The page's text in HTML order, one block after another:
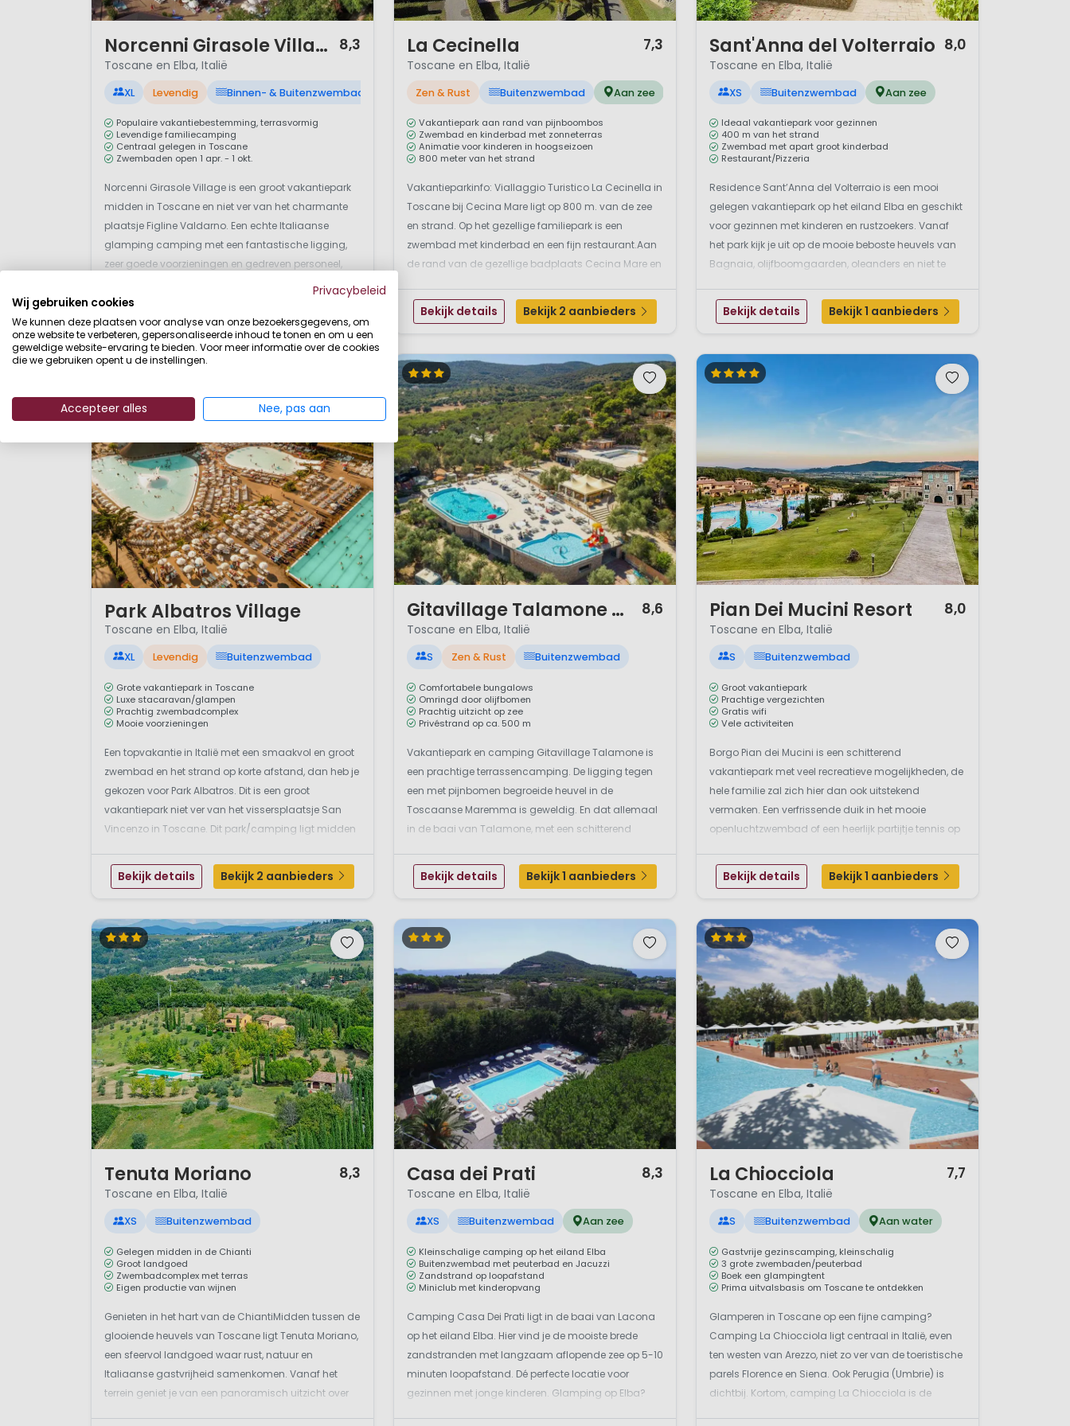
Norcenni Girasole Village 8,3
Toscane en Elba, Italië
XL Levendig Binnen- & Buitenzwembad
Populaire vakantiebestemming, terrasvormig
Levendige familiecamping
Centraal gelegen in Toscane
Zwembaden open 1 apr. - 1 okt.
Norcenni Girasole Village is een groot vakantiepark
midden in Toscane en niet ver van het charmante
plaatsje Figline Valdarno. Een echte Italiaanse
glamping camping met een fantastische ligging,
zeer goede voorzieningen en gedreven personeel,
populair bij Nederlanders. Huur hier een van de
mooie glampingaccommodaties. Deze
viersterrencamping ligt i...
Bekijk details
La Cecinella 7,3
Toscane en Elba, Italië
Zen & Rust Buitenzwembad Aan zee
Vakantiepark aan rand van pijnboombos
Zwembad en kinderbad met zonneterras
Animatie voor kinderen in hoogseizoen
800 meter van het strand
Vakantieparkinfo: Viallaggio Turistico La Cecinella in
Toscane bij Cecina Mare ligt op 800 m. van de zee
en strand. Op het gezellige familiepark is een
zwembad met kinderbad en een fijn restaurant.Aan
de rand van de gezellige badplaats Cecina Mare en
ruim opgezette park. Het strand bereik je via ...
Bekijk details Bekijk 2 aanbieders
Sant'Anna del Volterraio 8,0
Toscane en Elba, Italië
XS Buitenzwembad Aan zee
Ideaal vakantiepark voor gezinnen
400 m van het strand
Zwembad met apart groot kinderbad
Restaurant/Pizzeria
Residence Sant’Anna del Volterraio is een mooi
gelegen vakantiepark op het eiland Elba en geschikt
voor gezinnen met kinderen en rustzoekers. Vanaf
het park kijk je uit op de mooie beboste heuvels van
Bagnaia, olijfboomgaarden, oleanders en niet te
de vele voorzieningen zoals een groot zwe...
Bekijk details Bekijk 1 aanbieders
Park Albatros Village
Toscane en Elba, Italië
XL Levendig Buitenzwembad
Grote vakantiepark in Toscane
Luxe stacaravan/glampen
Prachtig zwembadcomplex
Mooie voorzieningen
Een topvakantie in Italië met een smaakvol en groot
zwembad en het strand op korte afstand, dan heb je
gekozen voor Park Albatros. Dit is een groot
vakantiepark niet ver van het vissersplaatsje San
Vincenzo in Toscane. Dit park/camping ligt midden
natuurpark). Het strand bereik je via de weg en een
stukje do...
Bekijk details Bekijk 2 aanbieders
Gitavillage Talamone Village 8,6
Toscane en Elba, Italië
S Zen & Rust Buitenzwembad
Comfortabele bungalows
Omringd door olijfbomen
Prachtig uitzicht op zee
Privéstrand op ca. 500 m
Vakantiepark en camping Gitavillage Talamone is
een prachtige terrassencamping. De ligging tegen
een met pijnbomen begroeide heuvel in de
Toscaanse Maremma is geweldig. En dat allemaal
in de baai van Talamone, met een schitterend
Etruskische oorsprong, de Middellandse Zee en zelfs
Elba. Dit is een gewe...
Bekijk details Bekijk 1 aanbieders
Pian Dei Mucini Resort 8,0
Toscane en Elba, Italië
S Buitenzwembad
Groot vakantiepark
Prachtige vergezichten
Gratis wifi
Vele activiteiten
Borgo Pian dei Mucini is een schitterend
vakantiepark met veel recreatieve mogelijkheden, de
hele familie zal zich hier dan ook uitstekend
vermaken. Een verfrissende duik in het mooie
openluchtzwembad of een heerlijk partijtje tennis op
activiteiten die tijdens uw vakantie voor vertier
zorgen! Boek deze ...
Bekijk details Bekijk 1 aanbieders
Tenuta Moriano 8,3
Toscane en Elba, Italië
XS Buitenzwembad
Gelegen midden in de Chianti
Groot landgoed
Zwembadcomplex met terras
Eigen productie van wijnen
Genieten in het hart van de ChiantiMidden tussen de
glooiende heuvels van Toscane ligt Tenuta Moriano,
een sfeervol landgoed waar rust, natuur en
Italiaanse gastvrijheid samenkomen. Vanaf het
terrein geniet je van een panoramisch uitzicht over
Casa dei Prati 8,3
Toscane en Elba, Italië
XS Buitenzwembad Aan zee
Kleinschalige camping op het eiland Elba
Buitenzwembad met peuterbad en Jacuzzi
Zandstrand op loopafstand
Miniclub met kinderopvang
Camping Casa Dei Prati ligt in de baai van Lacona
op het eiland Elba. Hier vind je de mooiste brede
zandstranden met langzaam aflopende zee op 5-10
minuten loopafstand. Dé perfecte locatie voor
gezinnen met jonge kinderen. Glamping op Elba?
La Chiocciola 7,7
Toscane en Elba, Italië
S Buitenzwembad Aan water
Gastvrije gezinscamping, kleinschalig
3 grote zwembaden/peuterbad
Boek een glampingtent
Prima uitvalsbasis om Toscane te ontdekken
Glamperen in Toscane op een fijne camping?
Camping La Chiocciola ligt centraal in Italië, even
ten westen van Arezzo, niet zo ver van de toeristische
parels Florence en Siena. Ook Perugia (Umbrie) is
dichtbij. Kortom, camping La Chiocciola is de
Privacybeleid
Wij gebruiken cookies
We kunnen deze plaatsen voor analyse van onze bezoekersgegevens, om
onze website te verbeteren, gepersonaliseerde inhoud te tonen en om u een
geweldige website-ervaring te bieden. Voor meer informatie over de cookies
die we gebruiken opent u de instellingen.
Accepteer alles Nee, pas aan